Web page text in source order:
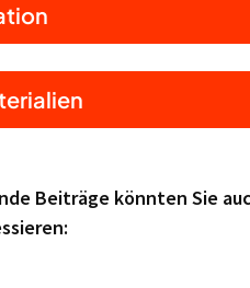
Beiträge könnten Sie